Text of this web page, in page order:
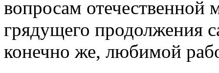
вопросам отечественной
грядущего продолжения
конечно же, любимой